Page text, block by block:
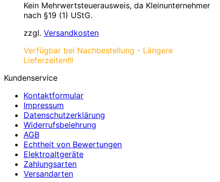
Kein Mehrwertsteuerausweis, da Kleinunternehmer
nach §19 (1) UStG.
zzgl. Versandkosten
Verfügbar bei Nachbestellung - Längere
Lieferzeiten!!!
Kundenservice
Kontaktformular
Impressum
Datenschutzerklärung
Widerrufsbelehrung
AGB
Echtheit von Bewertungen
Elektroaltgeräte
Zahlungsarten
Versandarten